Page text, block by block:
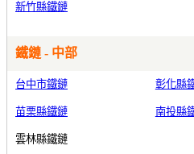
新竹縣鐵鏈
鐵鏈 - 中部
台中市鐵鏈 彰化縣
苗栗縣鐵鏈 南投縣
雲林縣鐵鏈